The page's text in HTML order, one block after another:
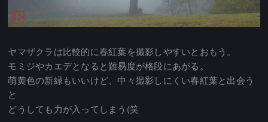
ヤマザクラは比較的に春紅葉を撮影しやすいとおもう。
モミジやカエデとなると難易度が格段にあがる。
萌黄色の新緑もいいけど、中々撮影しにくい春紅葉と出会う
と
どうしても力が入ってしまう(笑